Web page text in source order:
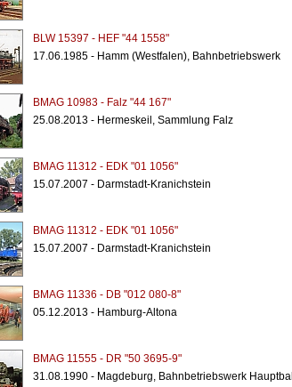
BLW 15397 - HEF "44 1558"
17.06.1985 - Hamm (Westfalen), Bahnbetriebswerk
BMAG 10983 - Falz "44 167"
25.08.2013 - Hermeskeil, Sammlung Falz
BMAG 11312 - EDK "01 1056"
15.07.2007 - Darmstadt-Kranichstein
BMAG 11312 - EDK "01 1056"
15.07.2007 - Darmstadt-Kranichstein
BMAG 11336 - DB "012 080-8"
05.12.2013 - Hamburg-Altona
BMAG 11555 - DR "50 3695-9"
31.08.1990 - Magdeburg, Bahnbetriebswerk